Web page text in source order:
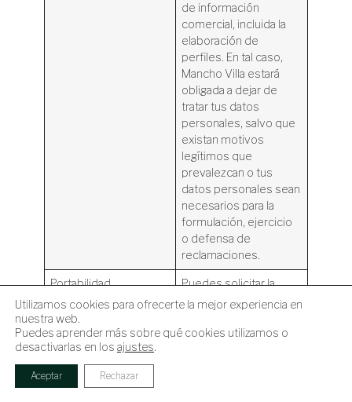
de información
comercial, incluida la
elaboración de
perfiles. En tal caso,
Mancho Villa estará
obligada a dejar de
tratar tus datos
personales, salvo que
existan motivos
legítimos que
prevalezcan o tus
datos personales sean
necesarios para la
formulación, ejercicio
o defensa de
reclamaciones.
Portabilidad
Puedes solicitar la
recepción de tus
un formato
Utilizamos cookies para ofrecerte la mejor experiencia en
nuestra web.
Puedes aprender más sobre qué cookies utilizamos o
desactivarlas en los ajustes.
Aceptar Rechazar